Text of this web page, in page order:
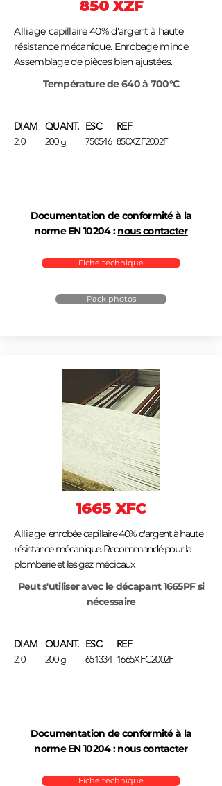
850 XZF
Alliage capillaire 40% d'argent à haute
résistance mécanique. Enrobage mince.
Assemblage de pièces bien ajustées.
Température de 640 à 700°C
DIAM
2,0
QUANT.
200 g
ESC
750546
REF
850XZF2002F
Documentation de conformité à la
norme EN 10204 :nous contacter
Fiche technique
Pack photos
1665 XFC
Alliage enrobée capillaire 40% d'argent à haute
résistance mécanique. Recommandé pour la
plomberie et les gaz médicaux.
Peut s'utiliser avec le décapant 1665PF si
nécessaire
DIAM
2,0
QUANT.
200 g
ESC
651334
REF
1665XFC2002F
Documentation de conformité à la
norme EN 10204 :nous contacter
Fiche technique